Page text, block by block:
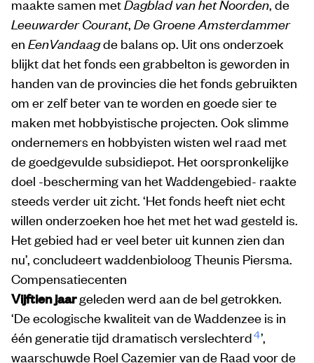
maakte samen metDagblad van het Noorden, de
Leeuwarder Courant, De Groene Amsterdammer
en EenVandaagde balans op. Uit ons onderzoek
blijkt dat het fonds een grabbelton is geworden in
handen van de provincies die het fonds gebruikten
om er zelf beter van te worden en goede sier te
maken met hobbyistische projecten. Ook slimme
ondernemers en hobbyisten wisten wel raad met
de goedgevulde subsidiepot. Het oorspronkelijke
doel -bescherming van het Waddengebied- raakte
steeds verder uit zicht. ‘Het fonds heeft niet echt
willen onderzoeken hoe het met het wad gesteld is.
Het gebied had er veel beter uit kunnen zien dan
nu’, concludeert waddenbioloog Theunis Piersma.
Compensatiecenten
Vijftien jaargeleden werd aan de bel getrokken.
‘De ecologische kwaliteit van de Waddenzee is in
één generatie tijd dramatisch verslechterd4’,
waarschuwde Roel Cazemier van de Raad voor de